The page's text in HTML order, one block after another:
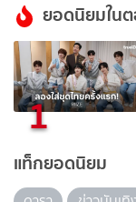
ยอดนิยมใน
1
แท็กยอดนิยม